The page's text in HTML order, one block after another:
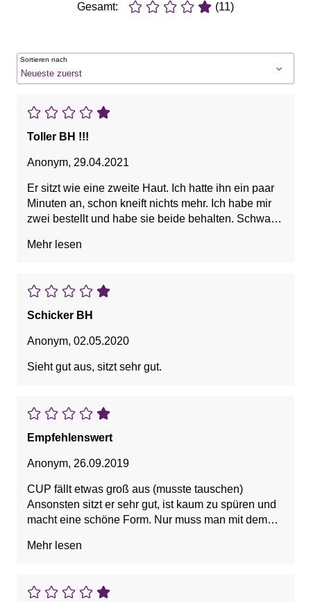
Gesamt: (11)
Sortieren nach
Toller BH !!!
Anonym, 29.04.2021
Er sitzt wie eine zweite Haut. Ich hatte ihn ein paar
Minuten an, schon kneift nichts mehr. Ich habe mir
zwei bestellt und habe sie beide behalten. Schwarz
dünn, gut für den Sommer. Handwäsche. Sehr
Mehr lesen
Schicker BH
Anonym, 02.05.2020
Sieht gut aus, sitzt sehr gut.
Empfehlenswert
Anonym, 26.09.2019
CUP fällt etwas groß aus (musste tauschen)
Ansonsten sitzt er sehr gut, ist kaum zu spüren und
macht eine schöne Form. Nur muss man mit dem
hängen bleibt.
Mehr lesen